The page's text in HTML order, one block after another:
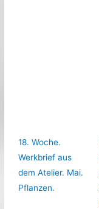
18. Woche.
Werkbrief aus
dem Atelier. Mai.
Pflanzen.